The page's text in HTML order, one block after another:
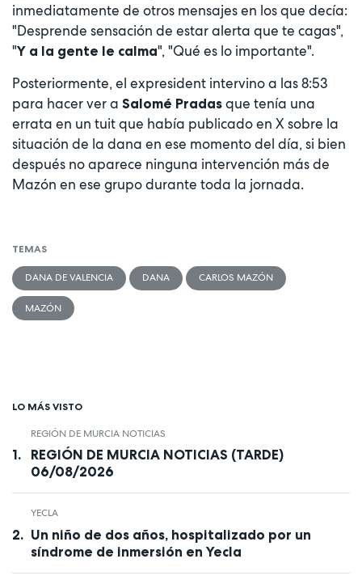
inmediatamente de otros mensajes en los que decía:
"Desprende sensación de estar alerta que te cagas",
"Y a la gente le calma", "Qué es lo importante".
Posteriormente, el expresident intervino a las 8:53
para hacer ver a Salomé Pradas que tenía una
errata en un tuit que había publicado en X sobre la
situación de la dana en ese momento del día, si bien
después no aparece ninguna intervención más de
Mazón en ese grupo durante toda la jornada.
TEMAS
DANA DE VALENCIA DANA CARLOS MAZÓN
MAZÓN
LO MÁS VISTO
REGIÓN DE MURCIA NOTICIAS
REGIÓN DE MURCIA NOTICIAS (TARDE)
06/08/2026
YECLA
Un niño de dos años, hospitalizado por un
síndrome de inmersión en Yecla